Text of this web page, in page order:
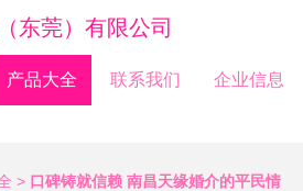
东莞）有限公司
产品大全 联系我们 企业信息
> 口碑铸就信赖 南昌天缘婚介的平民情